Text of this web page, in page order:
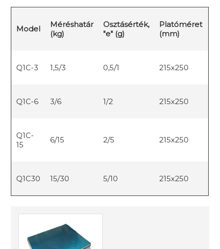
Model
Méréshatár
(kg)
Osztásérték,
"e" (g)
Platóméret
(mm)
Q1C-3 1,5/3 0,5/1 215x250
Q1C-6 3/6 1/2 215x250
Q1C-
15
6/15 2/5 215x250
Q1C30 15/30 5/10 215x250